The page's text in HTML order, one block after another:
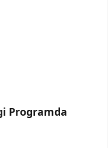
Programda